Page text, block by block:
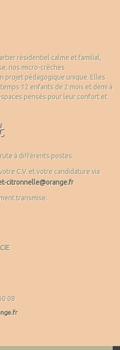
résidentiel calme et familial,
nos micro-crèches
projet pédagogique unique. Elles
12 enfants de 2 mois et demi à
pensés pour leur confort et
à différents postes.
C.V. et votre candidature via
citronnelle@orange.fr
transmise.
08